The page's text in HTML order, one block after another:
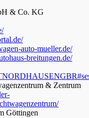
& Co. KG
auto-mueller.de/
breitungen.de/
& Zentrum
Göttingen